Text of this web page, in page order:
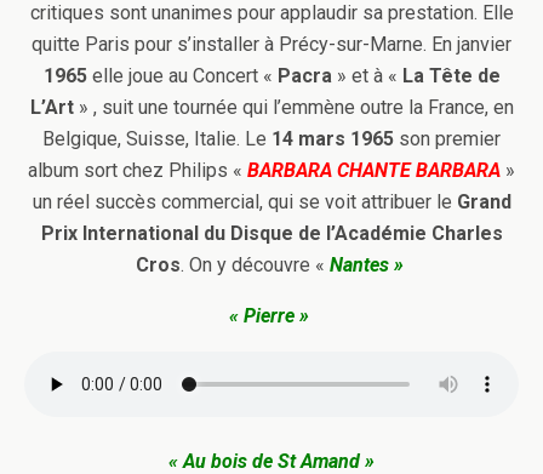
critiques sont unanimes pour applaudir sa prestation. Elle
quitte Paris pour s’installer à Précy-sur-Marne. En janvier
1965elle joue au Concert « Pacra» et à « La Tête de
L’Art» , suit une tournée qui l’emmène outre la France, en
Belgique, Suisse, Italie. Le 14 mars 1965 son premier
album sort chez Philips « BARBARA CHANTE BARBARA »
un réel succès commercial, qui se voit attribuer le Grand
Prix International du Disque de l’Académie Charles
Cros. On y découvre « Nantes »
« Pierre »
« Au bois de St Amand »